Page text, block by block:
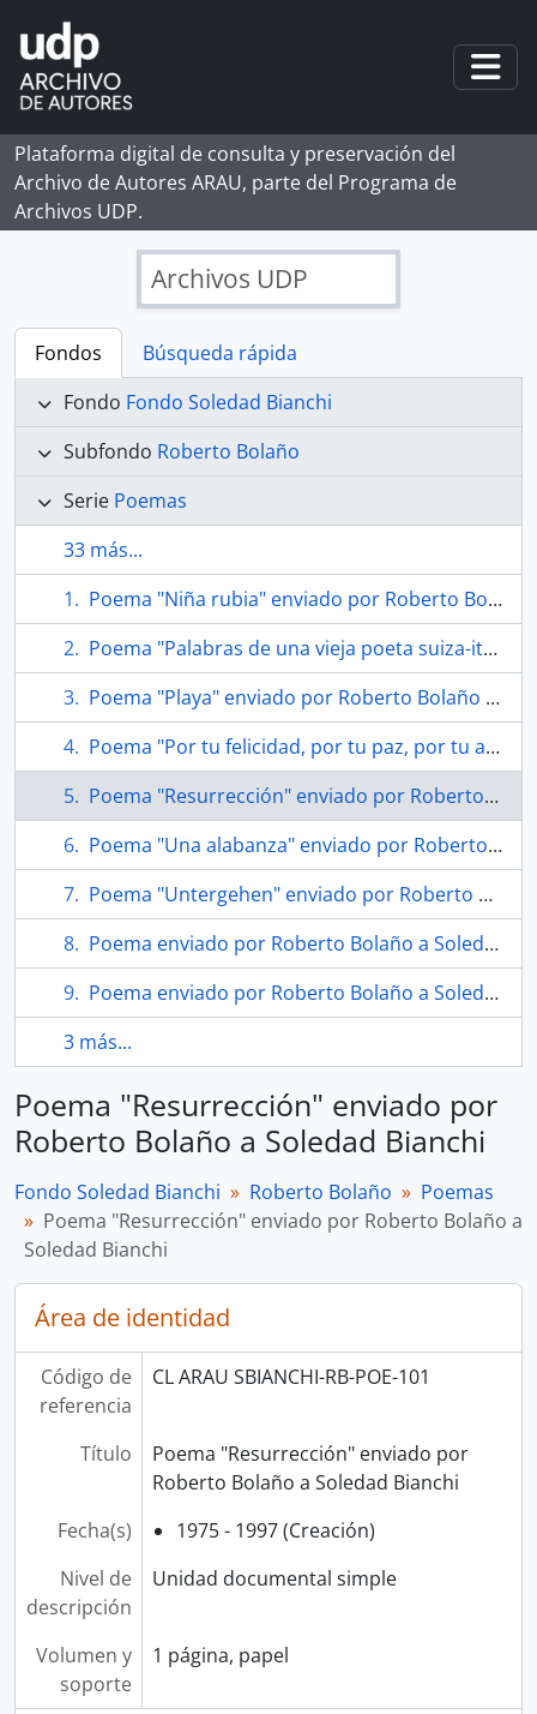
Skip to main content
Plataforma digital de consulta y preservación del
Archivo de Autores ARAU, parte del Programa de
Archivos UDP.
Archivos UDP
Fondos
Búsqueda rápida
Fondo Fondo Soledad Bianchi
Subfondo Roberto Bolaño
Serie Poemas
33 más...
Poema "Niña rubia" enviado por Roberto Bolaño a Soledad Bianchi
Poema "Palabras de una vieja poeta suiza-italiana" enviado por Roberto Bolaño a Soledad Bianchi
Poema "Playa" enviado por Roberto Bolaño a Soledad Bianchi
Poema "Por tu felicidad, por tu paz, por tu armonía"
Poema "Resurrección" enviado por Roberto Bolaño a Soledad Bianchi
Poema "Una alabanza" enviado por Roberto Bolaño a Soledad Bianchi
Poema "Untergehen" enviado por Roberto Bolaño a Soledad Bianchi
Poema enviado por Roberto Bolaño a Soledad Bianchi
Poema enviado por Roberto Bolaño a Soledad Bianchi
3 más...
Poema "Resurrección" enviado por
Roberto Bolaño a Soledad Bianchi
Fondo Soledad Bianchi Roberto Bolaño
Poemas
Poema "Resurrección" enviado por Roberto Bolaño a
Soledad Bianchi
Área de identidad
Código de
referencia
CL ARAU SBIANCHI-RB-POE-101
Título
Poema "Resurrección" enviado por
Roberto Bolaño a Soledad Bianchi
Fecha(s)
1975 - 1997 (Creación)
Nivel de
descripción
Unidad documental simple
Volumen y
soporte
1 página, papel